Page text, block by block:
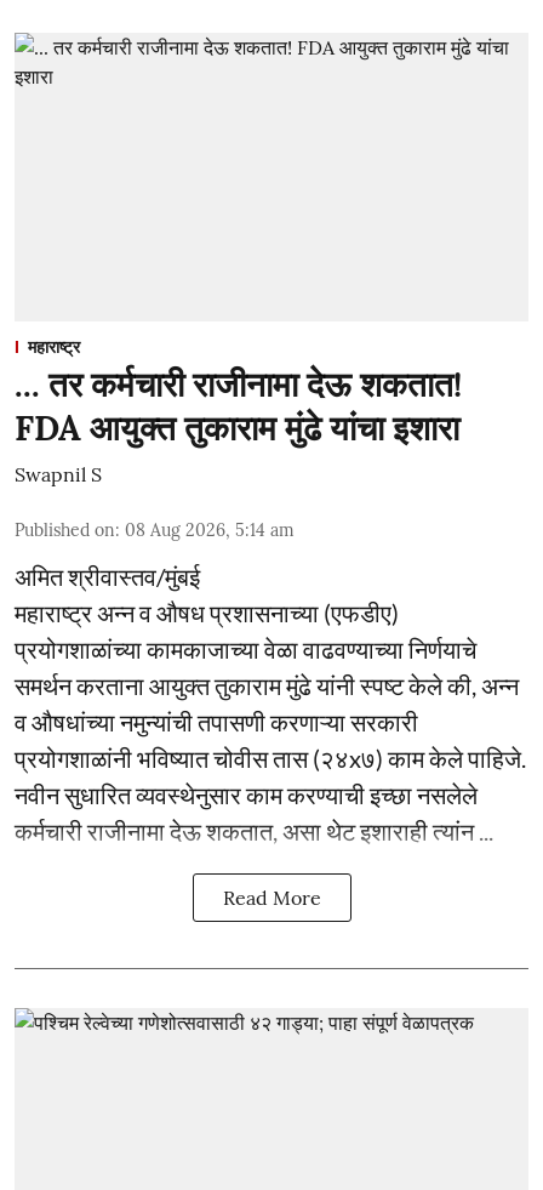
महाराष्ट्र
... तर कर्मचारी राजीनामा देऊ शकतात!
FDA आयुक्त तुकाराम मुंढे यांचा इशारा
Swapnil S
Published on: 08 Aug 2026, 5:14 am
अमित श्रीवास्तव/मुंबई
महाराष्ट्र अन्न व औषध प्रशासनाच्या (एफडीए)
प्रयोगशाळांच्या कामकाजाच्या वेळा वाढवण्याच्या निर्णयाचे
समर्थन करताना आयुक्त तुकाराम मुंढे यांनी स्पष्ट केले की, अन्न
व औषधांच्या नमुन्यांची तपासणी करणाऱ्या सरकारी
प्रयोगशाळांनी भविष्यात चोवीस तास (२४x७) काम केले पाहिजे.
नवीन सुधारित व्यवस्थेनुसार काम करण्याची इच्छा नसलेले
कर्मचारी राजीनामा देऊ शकतात, असा थेट इशाराही त्यांन ...
Read More